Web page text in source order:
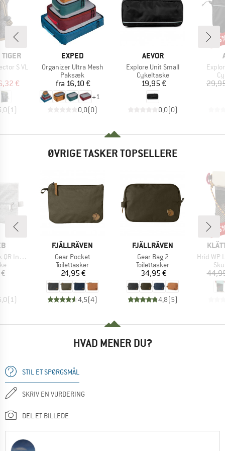
S VL
pris
€
(1 )
MÆRKE
EXPED
Artikel
Organizer Ultra Mesh
Produktgruppe
Paksæk
Pris
fra 16,10 €
+1
0,0(0)
MÆRKE
AEVOR
Artikel
Explore Unit Small
Produktgruppe
Cykeltaske
Pris
19,95 €
0,0(0)
Artikel
ØVRIGE TASKER TOPSELLERE
Pocket
(1)
MÆRKE
FJÄLLRÄVEN
Artikel
Gear Pocket
Produktgruppe
Toilettasker
Pris
24,95 €
4,5(4)
MÆRKE
FJÄLLRÄVEN
Artikel
Gear Bag 2
Produktgruppe
Toilettasker
Pris
34,95 €
4,8(5)
Artikel
Hrid WP
HVAD MENER DU?
STIL ET SPØRGSMÅL
SKRIV EN VURDERING
DEL ET BILLEDE